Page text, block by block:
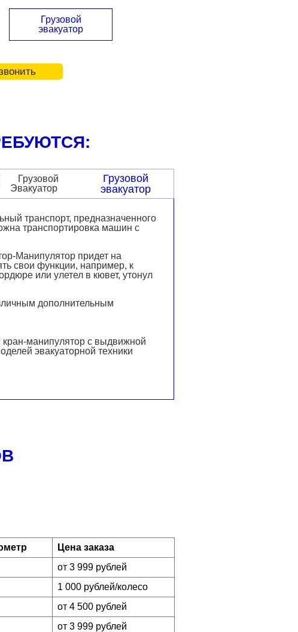
Грузовой
эвакуатор
Грузовой
эвакуатор
транспорт, предназначенного
транспортировка машин с
Манипулятор придет на
свои функции, например, к
или улетел в кювет, утонул
дополнительным
кран-манипулятор с выдвижной
эвакуаторной техники
Цена заказа
от 3 999 рублей
1 000 рублей/колесо
от 4 500 рублей
от 3 999 рублей